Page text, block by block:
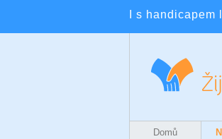
I s
Domů